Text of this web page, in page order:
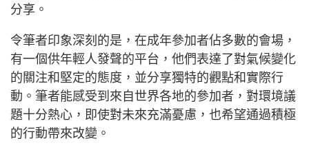
分享。
令筆者印象深刻的是，在成年參加者佔多數的會場，
有一個供年輕人發聲的平台，他們表達了對氣候變化
的關注和堅定的態度，並分享獨特的觀點和實際行
動。筆者能感受到來自世界各地的參加者，對環境議
題十分熱心，即使對未來充滿憂慮，也希望通過積極
的行動帶來改變。